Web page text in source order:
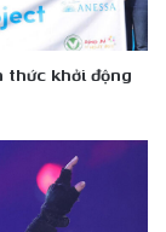
thức khởi động